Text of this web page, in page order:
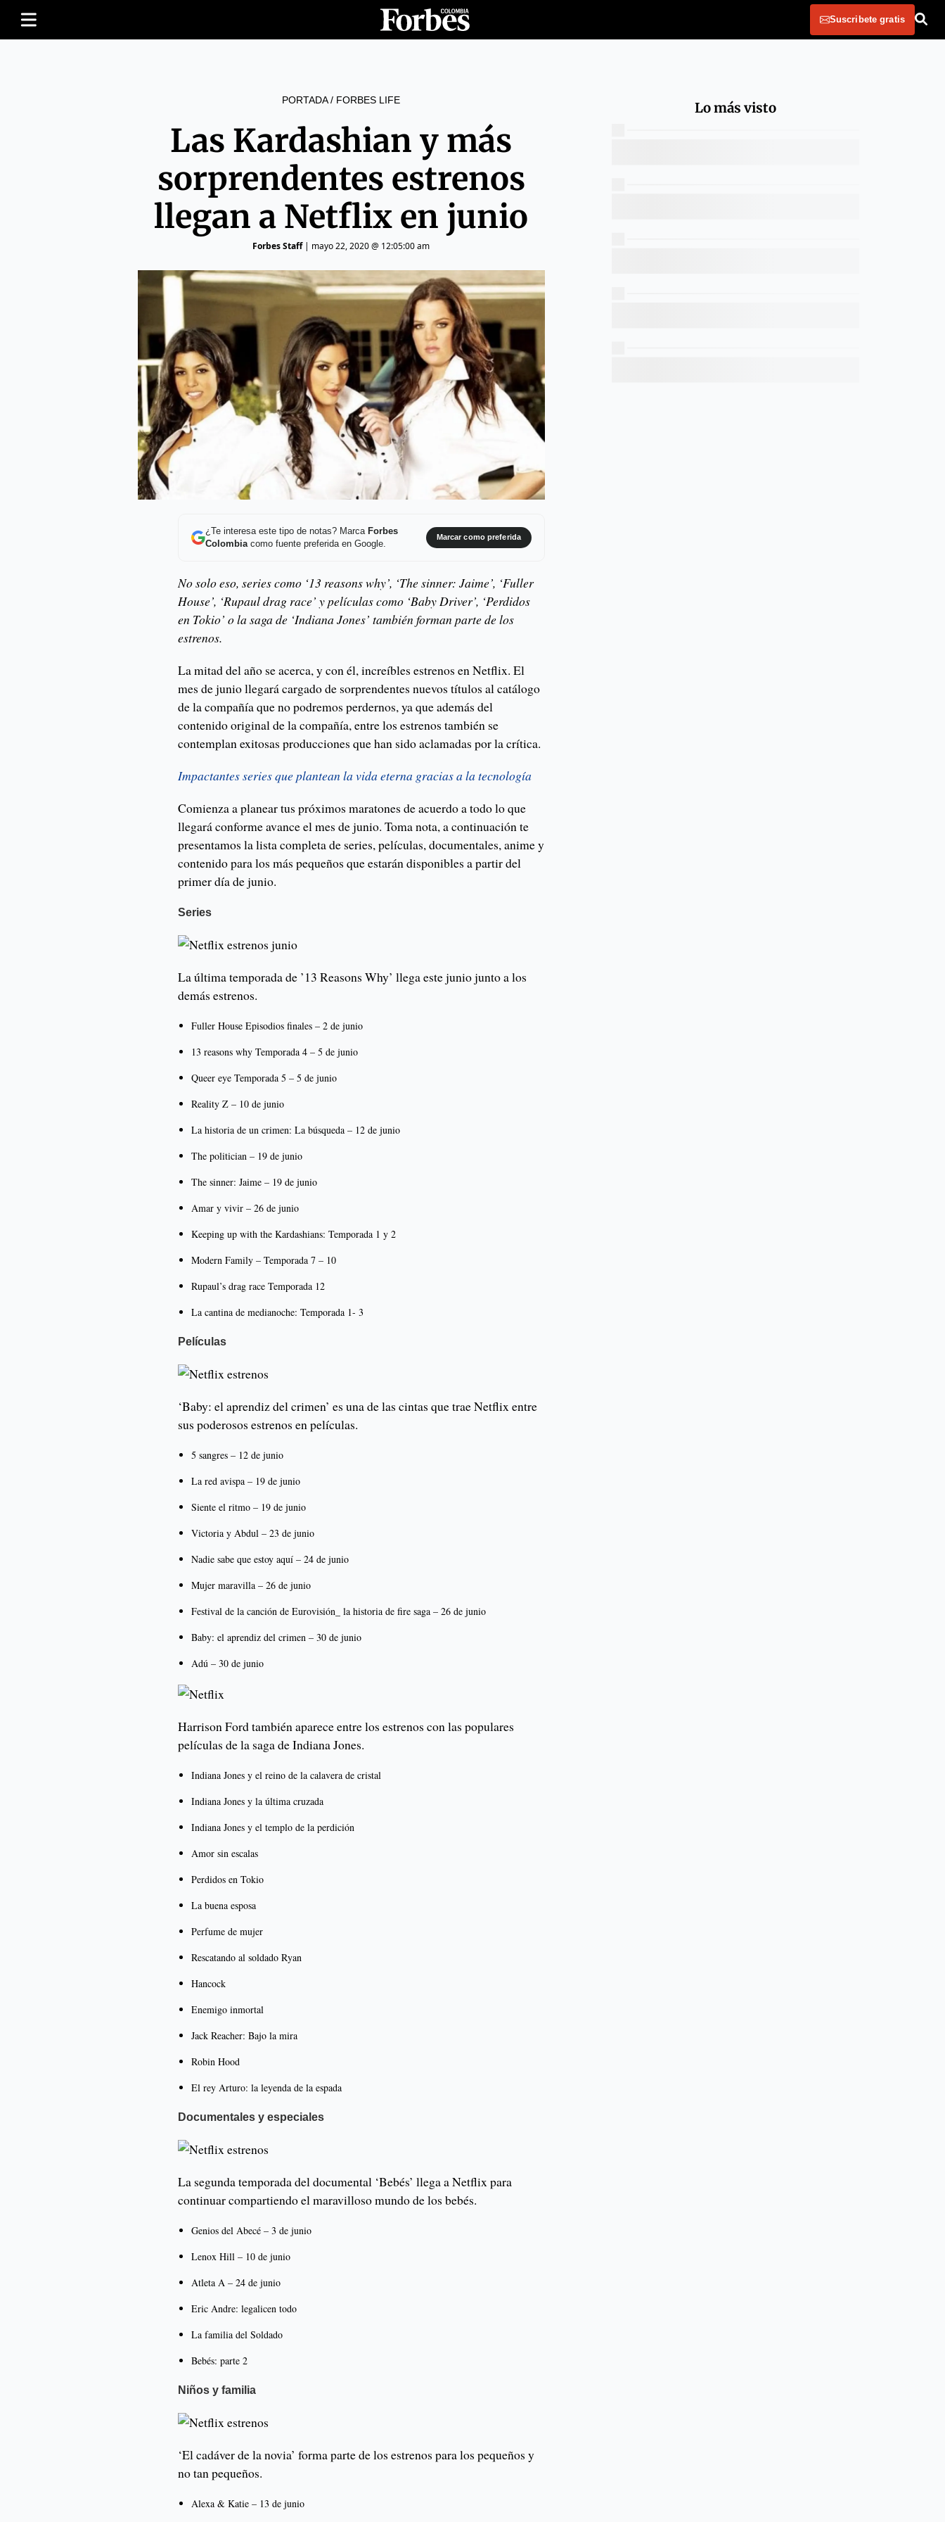
Suscribete gratis
PORTADA/ FORBES LIFE
Las Kardashian y más
sorprendentes estrenos
llegan a Netflix en junio
Forbes Staff| mayo 22, 2020 @ 12:05:00 am
¿Te interesa este tipo de notas? Marca Forbes
Colombiacomo fuente preferida en Google.
Marcar como preferida
No solo eso, series como ‘13 reasons why’, ‘The sinner: Jaime’, ‘Fuller
House’, ‘Rupaul drag race’ y películas como ‘Baby Driver’, ‘Perdidos
en Tokio’ o la saga de ‘Indiana Jones’ también forman parte de los
estrenos.
La mitad del año se acerca, y con él, increíbles estrenos en Netflix. El
mes de junio llegará cargado de sorprendentes nuevos títulos al catálogo
de la compañía que no podremos perdernos, ya que además del
contenido original de la compañía, entre los estrenos también se
contemplan exitosas producciones que han sido aclamadas por la crítica.
Impactantes series que plantean la vida eterna gracias a la tecnología
Comienza a planear tus próximos maratones de acuerdo a todo lo que
llegará conforme avance el mes de junio. Toma nota, a continuación te
presentamos la lista completa de series, películas, documentales, anime y
contenido para los más pequeños que estarán disponibles a partir del
primer día de junio.
Series
La última temporada de ’13 Reasons Why’ llega este junio junto a los
demás estrenos.
Fuller House Episodios finales – 2 de junio
13 reasons why Temporada 4 – 5 de junio
Queer eye Temporada 5 – 5 de junio
Reality Z – 10 de junio
La historia de un crimen: La búsqueda – 12 de junio
The politician – 19 de junio
The sinner: Jaime – 19 de junio
Amar y vivir – 26 de junio
Keeping up with the Kardashians: Temporada 1 y 2
Modern Family – Temporada 7 – 10
Rupaul’s drag race Temporada 12
La cantina de medianoche: Temporada 1- 3
Películas
‘Baby: el aprendiz del crimen’ es una de las cintas que trae Netflix entre
sus poderosos estrenos en películas.
5 sangres – 12 de junio
La red avispa – 19 de junio
Siente el ritmo – 19 de junio
Victoria y Abdul – 23 de junio
Nadie sabe que estoy aquí – 24 de junio
Mujer maravilla – 26 de junio
Festival de la canción de Eurovisión_ la historia de fire saga – 26 de junio
Baby: el aprendiz del crimen – 30 de junio
Adú – 30 de junio
Harrison Ford también aparece entre los estrenos con las populares
películas de la saga de Indiana Jones.
Indiana Jones y el reino de la calavera de cristal
Indiana Jones y la última cruzada
Indiana Jones y el templo de la perdición
Amor sin escalas
Perdidos en Tokio
La buena esposa
Perfume de mujer
Rescatando al soldado Ryan
Hancock
Enemigo inmortal
Jack Reacher: Bajo la mira
Robin Hood
El rey Arturo: la leyenda de la espada
Documentales y especiales
La segunda temporada del documental ‘Bebés’ llega a Netflix para
continuar compartiendo el maravilloso mundo de los bebés.
Genios del Abecé – 3 de junio
Lenox Hill – 10 de junio
Atleta A – 24 de junio
Eric Andre: legalicen todo
La familia del Soldado
Bebés: parte 2
Niños y familia
‘El cadáver de la novia’ forma parte de los estrenos para los pequeños y
no tan pequeños.
Alexa & Katie – 13 de junio
Lo más visto